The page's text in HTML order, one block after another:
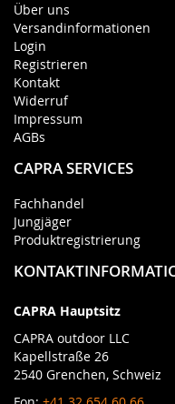
Über uns
Versandinformationen
Login
Registrieren
Kontakt
Widerruf
Impressum
AGBs
CAPRA SERVICES
Fachhandel
Jungjäger
Produktregistrierung
CAPRA Hauptsitz
CAPRA outdoor LLC
Kapellstraße 26
2540 Grenchen, Schweiz